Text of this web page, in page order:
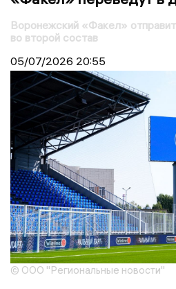
Воронежский «Факел»
во второй состав
05/07/2026 20:55
© ООО "Региональные новости"